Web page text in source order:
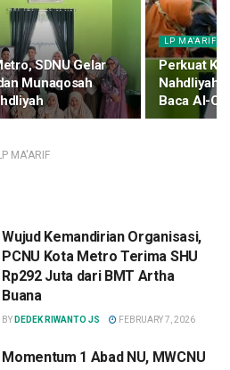
SDNU Gelar
Munaqosah
LP MA'ARIF
Perkuat
Nahdliyah
Baca Al-
MA'ARIF
Wujud Kemandirian Organisasi,
PCNU Kota Metro Terima SHU
Rp292 Juta dari BMT Artha
Buana
BY DEDEK RIWANTO JS FEBRUARY 7, 2026
Momentum 1 Abad NU, MWCNU